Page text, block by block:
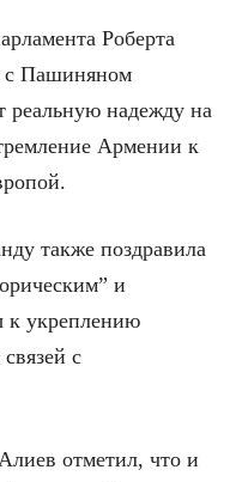
Роберта
с Пашиняном
реальную надежду на
Армении к
также поздравила
и
к укреплению
с
отметил, что и